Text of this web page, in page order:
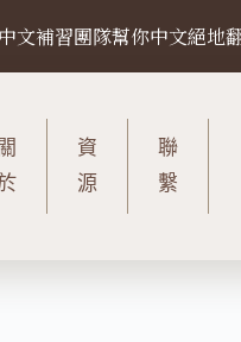
文補習團隊幫你中文絕地
關
資
源
聯
繫